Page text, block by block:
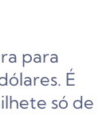
para
É
só de